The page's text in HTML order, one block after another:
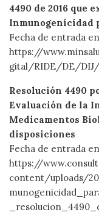
4490 de 2016 que
Inmunogenícídad
Fecha de entrada
https://
gital/RIDE/DE/DIJ/
Resolución 4490
Evaluación de la
Medicamentos
disposiciones
Fecha de entrada
https://
content/uploads/